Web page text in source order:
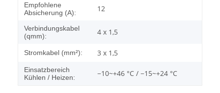
Empfohlene
Absicherung (A):
12
Verbindungskabel
(qmm):
4 x 1,5
Stromkabel (mm²): 3 x 1,5
Einsatzbereich
Kühlen / Heizen:
−10~+46 °C / −15~+24 °C